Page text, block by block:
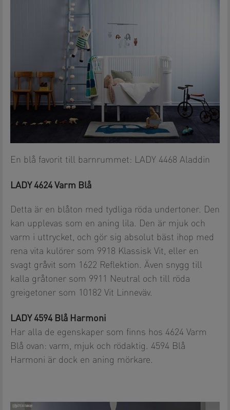
En blå favorit till barnrummet: LADY 4468 Aladdin
LADY 4624 Varm Blå
Detta är en blåton med tydliga röda undertoner. Den
kan upplevas som en aning lila. Den är mjuk och
varm i uttrycket, och gör sig absolut bäst ihop med
rena vita kulörer som 9918 Klassisk Vit, eller en
svagt gråvit som 1622 Reflektion. Även snygg till
kalla gråtoner som 9911 Neutral och till röda
greigetoner som 10182 Vit Linneväv.
LADY 4594 Blå Harmoni
Har alla de egenskaper som finns hos 4624 Varm
Blå ovan: varm, mjuk och rödaktig. 4594 Blå
Harmoni är dock en aning mörkare.